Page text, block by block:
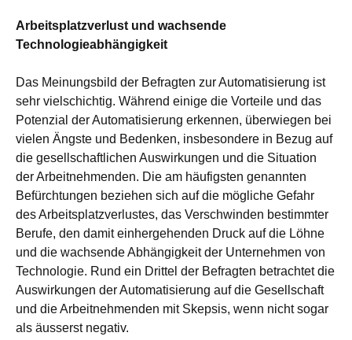
Arbeitsplatzverlust und wachsende
Technologieabhängigkeit
Das Meinungsbild der Befragten zur Automatisierung ist
sehr vielschichtig. Während einige die Vorteile und das
Potenzial der Automatisierung erkennen, überwiegen bei
vielen Ängste und Bedenken, insbesondere in Bezug auf
die gesellschaftlichen Auswirkungen und die Situation
der Arbeitnehmenden. Die am häufigsten genannten
Befürchtungen beziehen sich auf die mögliche Gefahr
des Arbeitsplatzverlustes, das Verschwinden bestimmter
Berufe, den damit einhergehenden Druck auf die Löhne
und die wachsende Abhängigkeit der Unternehmen von
Technologie. Rund ein Drittel der Befragten betrachtet die
Auswirkungen der Automatisierung auf die Gesellschaft
und die Arbeitnehmenden mit Skepsis, wenn nicht sogar
als äusserst negativ.